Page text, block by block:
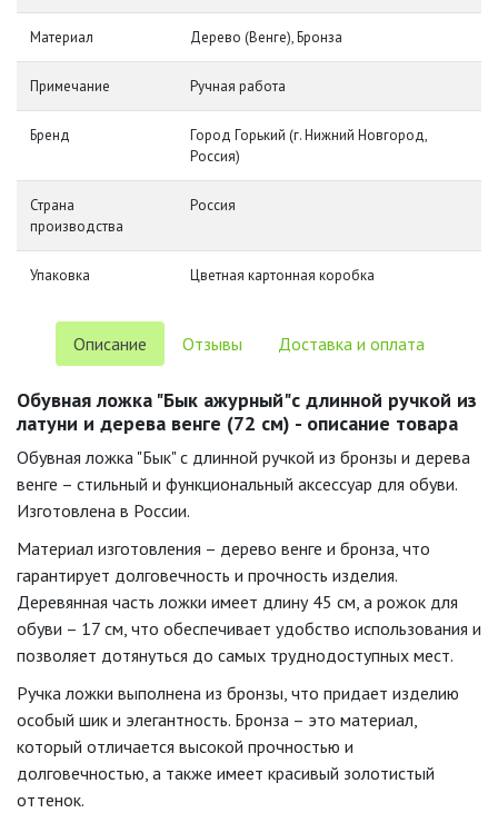
Материал Дерево (Венге), Бронза
Примечание Ручная работа
Бренд
Город Горький (г. Нижний Новгород,
Россия)
Страна
производства
Россия
Упаковка Цветная картонная коробка
Описание Отзывы Доставка и оплата
Обувная ложка "Бык ажурный"с длинной ручкой из
латуни и дерева венге (72 см) - описание товара
Обувная ложка "Бык" с длинной ручкой из бронзы и дерева
венге – стильный и функциональный аксессуар для обуви.
Изготовлена в России.
Материал изготовления – дерево венге и бронза, что
гарантирует долговечность и прочность изделия.
Деревянная часть ложки имеет длину 45 см, а рожок для
обуви – 17 см, что обеспечивает удобство использования и
позволяет дотянуться до самых труднодоступных мест.
Ручка ложки выполнена из бронзы, что придает изделию
особый шик и элегантность. Бронза – это материал,
который отличается высокой прочностью и
долговечностью, а также имеет красивый золотистый
оттенок.